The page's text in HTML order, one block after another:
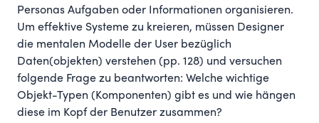
Personas Aufgaben oder Informationen organisieren.
Um effektive Systeme zu kreieren, müssen Designer
die mentalen Modelle der User bezüglich
Daten(objekten) verstehen (pp. 128) und versuchen
folgende Frage zu beantworten: Welche wichtige
Objekt-Typen (Komponenten) gibt es und wie hängen
diese im Kopf der Benutzer zusammen?